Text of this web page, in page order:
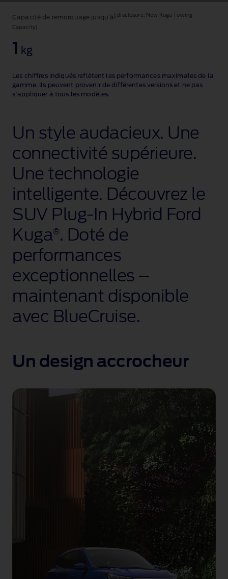
Capacité de remorquage jusqu’à [disclosure: New Kuga Towing
Capacity]
1 kg
Les chiffres indiqués reflètent les performances maximales de la
gamme. Ils peuvent provenir de différentes versions et ne pas
s'appliquer à tous les modèles.
Un style audacieux. Une
connectivité supérieure.
Une technologie
intelligente. Découvrez le
SUV Plug‑In Hybrid Ford
Kuga®. Doté de
performances
exceptionnelles –
maintenant disponible
avec BlueCruise.
Un design accrocheur